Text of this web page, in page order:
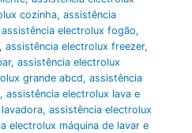
cozinha, assistência
assistência electrolux fogão,
, assistência electrolux freezer,
, assistência electrolux
grande abcd, assistência
, assistência electrolux lava e
, assistência electrolux
electrolux máquina de lavar e